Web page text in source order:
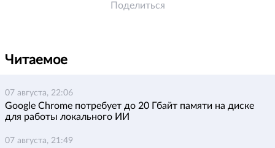
Поделиться
Читаемое
07 августа, 22:06
Google Chrome потребует до 20 Гбайт памяти на диске
для работы локального ИИ
07 августа, 21:49